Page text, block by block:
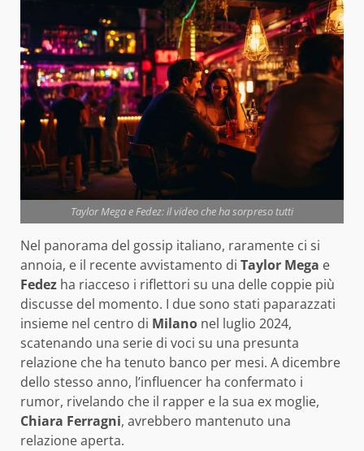
Taylor Mega e Fedez: il video che ha sorpreso tutti
Nel panorama del gossip italiano, raramente ci si
annoia, e il recente avvistamento di Taylor Mega e
Fedez ha riacceso i riflettori su una delle coppie più
discusse del momento. I due sono stati paparazzati
insieme nel centro di Milano nel luglio 2024,
scatenando una serie di voci su una presunta
relazione che ha tenuto banco per mesi. A dicembre
dello stesso anno, l’influencer ha confermato i
rumor, rivelando che il rapper e la sua ex moglie,
Chiara Ferragni, avrebbero mantenuto una
relazione aperta.